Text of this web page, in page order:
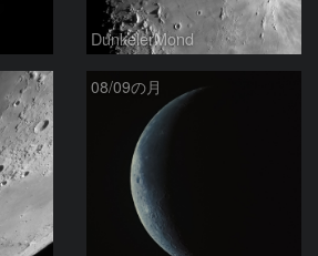
DunkelerMond
08/09の月